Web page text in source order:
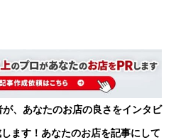
、あなたのお店の良さをインタビ
ます！あなたのお店を記事にして